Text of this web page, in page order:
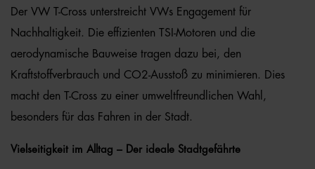
Der VW T-Cross unterstreicht VWs Engagement für
Nachhaltigkeit. Die effizienten TSI-Motoren und die
aerodynamische Bauweise tragen dazu bei, den
Kraftstoffverbrauch und CO2-Ausstoß zu minimieren. Dies
macht den T-Cross zu einer umweltfreundlichen Wahl,
besonders für das Fahren in der Stadt.
Vielseitigkeit im Alltag – Der ideale Stadtgefährte